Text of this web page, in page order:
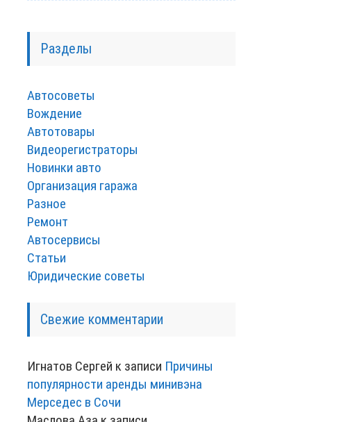
Разделы
Автосоветы
Вождение
Автотовары
Видеорегистраторы
Новинки авто
Организация гаража
Разное
Ремонт
Автосервисы
Статьи
Юридические советы
Свежие комментарии
Игнатов Сергей к записи Причины
популярности аренды минивэна
Мерседес в Сочи